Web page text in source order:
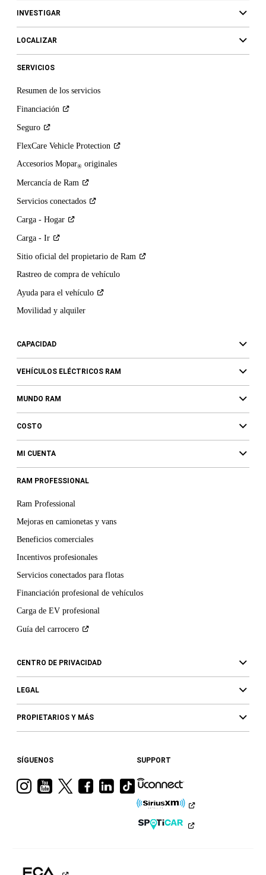
INVESTIGAR
LOCALIZAR
SERVICIOS
Resumen de los servicios
Financiación
Seguro
FlexCare Vehicle Protection
Accesorios Mopar® originales
Mercancía de Ram
Servicios conectados
Carga - Hogar
Carga - Ir
Sitio oficial del propietario de Ram
Rastreo de compra de vehículo
Ayuda para el vehículo
Movilidad y alquiler
CAPACIDAD
VEHÍCULOS ELÉCTRICOS RAM
MUNDO RAM
COSTO
MI CUENTA
RAM PROFESSIONAL
Ram Professional
Mejoras en camionetas y vans
Beneficios comerciales
Incentivos profesionales
Servicios conectados para flotas
Financiación profesional de vehículos
Carga de EV profesional
Guía del carrocero
CENTRO DE PRIVACIDAD
LEGAL
PROPIETARIOS Y MÁS
SÍGUENOS
VisitaVisitaVisitaVisitaVisita
Ram
Visita
a
Ram
en
SUPPORT